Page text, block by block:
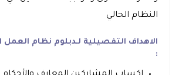
النظام الحالي
الاهداف التفصيلية لـدبلوم نظام
: